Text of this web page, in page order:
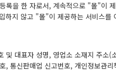
록을 한 자로서, 계속적으로 "몰"이
하지 않고 "몰"이 제공하는 서비스를
및 대표자 성명, 영업소 소재지 주소(
, 통신판매업 신고번호, 개인정보관